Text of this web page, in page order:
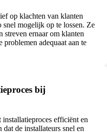
op klachten van klanten
snel mogelijk op te lossen. Ze
streven ernaar om klanten
problemen adequaat aan te
bij
efficiënt en
de installateurs snel en